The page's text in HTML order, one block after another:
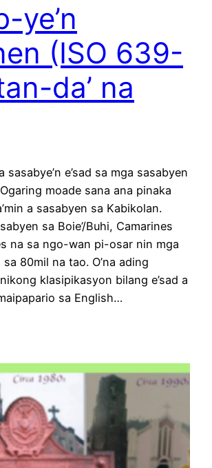
ye’n
(ISO 639-
da’ na
sasabye’n e’sad sa mga sasabyen
moade sana ana pinaka
a sasabyen sa Kabikolan.
sa Boie’/Buhi, Camarines
na sa ngo-wan pi-osar nin mga
80mil na tao. O’na ading
klasipikasyon bilang e’sad a
sa English…